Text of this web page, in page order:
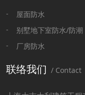
屋面防水
别墅地下室防水/防潮
厂房防水
联络我们 / Contact